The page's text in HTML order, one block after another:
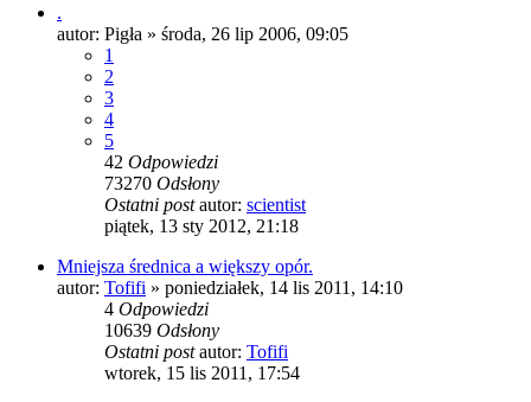
.
autor: Pigła » środa, 26 lip 2006, 09:05
1
2
3
4
5
42 Odpowiedzi
73270 Odsłony
Ostatni postautor: scientist
piątek, 13 sty 2012, 21:18
Mniejsza średnica a większy opór.
autor: Tofifi » poniedziałek, 14 lis 2011, 14:10
4 Odpowiedzi
10639 Odsłony
Ostatni postautor: Tofifi
wtorek, 15 lis 2011, 17:54